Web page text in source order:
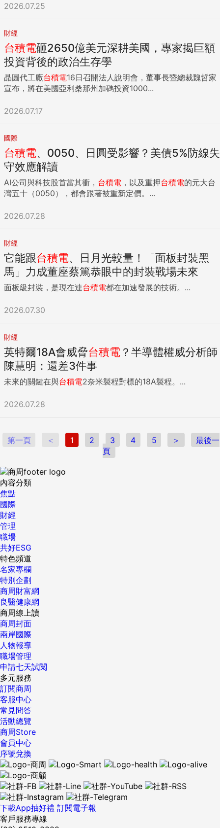
2026.07.25
財經
台積電砸2650億美元深耕美國，專家揭巨額
投資背後的政治生存學
晶圓代工廠台積電16日召開法人說明會，董事長暨總裁魏哲家
宣布，將在美國亞利桑那州加碼投資1000...
2026.07.17
國際
台積電、0050、日圓受影響？美債5%防線失
守效應解讀
AI公司與科技股首當其衝， 台積電 ，以及重押台積電的元大台
灣五十（0050），都會跟著被重新定價。...
2026.07.28
財經
它能跟台積電、日月光較量！「面板封裝黑
馬」力成董座蔡篤恭眼中的封裝戰場未來
面板級封裝，是現在連台積電都在加速發展的技術。...
2026.07.30
財經
英特爾18A會威脅台積電 ？半導體權威分析師
陳慧明：還差3件事
未來的關鍵在與台積電2奈米製程對標的18A製程。...
2026.07.28
第一頁 ＜ 1 2 3 4 5 ＞
最後一
頁
內容分類
焦點
國際
財經
管理
職場
共好ESG
特色頻道
名家專欄
特別企劃
商周財富網
良醫健康網
商周線上讀
商周封面
兩岸國際
人物報導
職場管理
申請七天試閱
多元服務
訂閱商周
客服中心
常見問答
活動總覽
商周Store
會員中心
序號兌換
下載App抽好禮 訂閱電子報
客戶服務專線